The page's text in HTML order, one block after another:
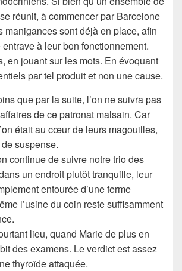
réunit, à commencer par Barcelone
manigances sont déjà en place, afin
entrave à leur bon fonctionnement.
en jouant sur les mots. En évoquant
par tel produit et non une cause.
que par la suite, l’on ne suivra pas
de ce patronat malsain. Car
était au cœur de leurs magouilles,
suspense.
continue de suivre notre trio des
un endroit plutôt tranquille, leur
entourée d’une ferme
l’usine du coin reste suffisamment
lieu, quand Marie de plus en
des examens. Le verdict est assez
thyroïde attaquée.